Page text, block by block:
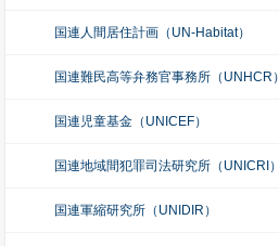
国連人間居住計画（UN-Habitat）
国連難民高等弁務官事務所（UNHCR）
国連児童基金（UNICEF）
国連地域間犯罪司法研究所（UNICRI）
国連軍縮研究所（UNIDIR）